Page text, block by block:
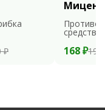
₽
средство
168 ₽